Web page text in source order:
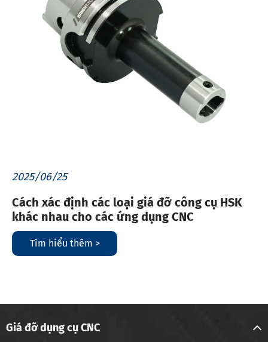
2025/06/25
Cách xác định các loại giá đỡ công cụ HSK
khác nhau cho các ứng dụng CNC
Tìm hiểu thêm >
Giá đỡ dụng cụ CNC